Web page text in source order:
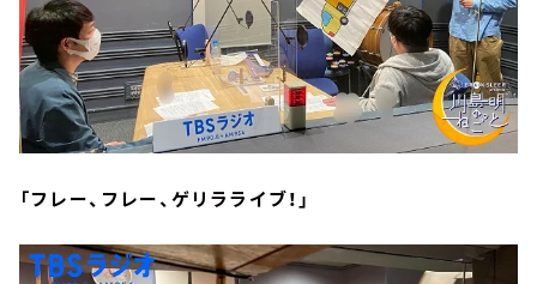
「フレー、フレー、ゲリラライブ！」